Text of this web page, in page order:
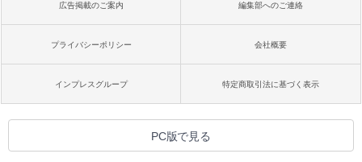
広告掲載のご案内 編集部へのご連絡
プライバシーポリシー 会社概要
インプレスグループ 特定商取引法に基づく表示
PC版で見る